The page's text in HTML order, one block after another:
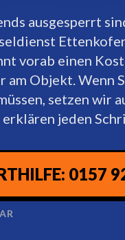
ausgesperrt
vorab einen
am Objekt. Wenn
setzen wir
erklären jeden
0157